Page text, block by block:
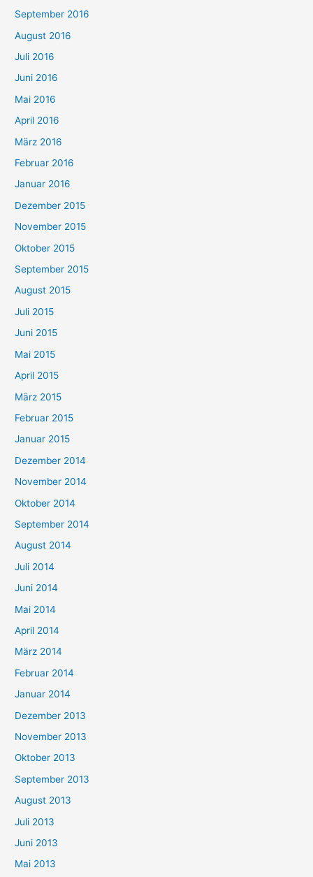
September 2016
August 2016
Juli 2016
Juni 2016
Mai 2016
April 2016
März 2016
Februar 2016
Januar 2016
Dezember 2015
November 2015
Oktober 2015
September 2015
August 2015
Juli 2015
Juni 2015
Mai 2015
April 2015
März 2015
Februar 2015
Januar 2015
Dezember 2014
November 2014
Oktober 2014
September 2014
August 2014
Juli 2014
Juni 2014
Mai 2014
April 2014
März 2014
Februar 2014
Januar 2014
Dezember 2013
November 2013
Oktober 2013
September 2013
August 2013
Juli 2013
Juni 2013
Mai 2013